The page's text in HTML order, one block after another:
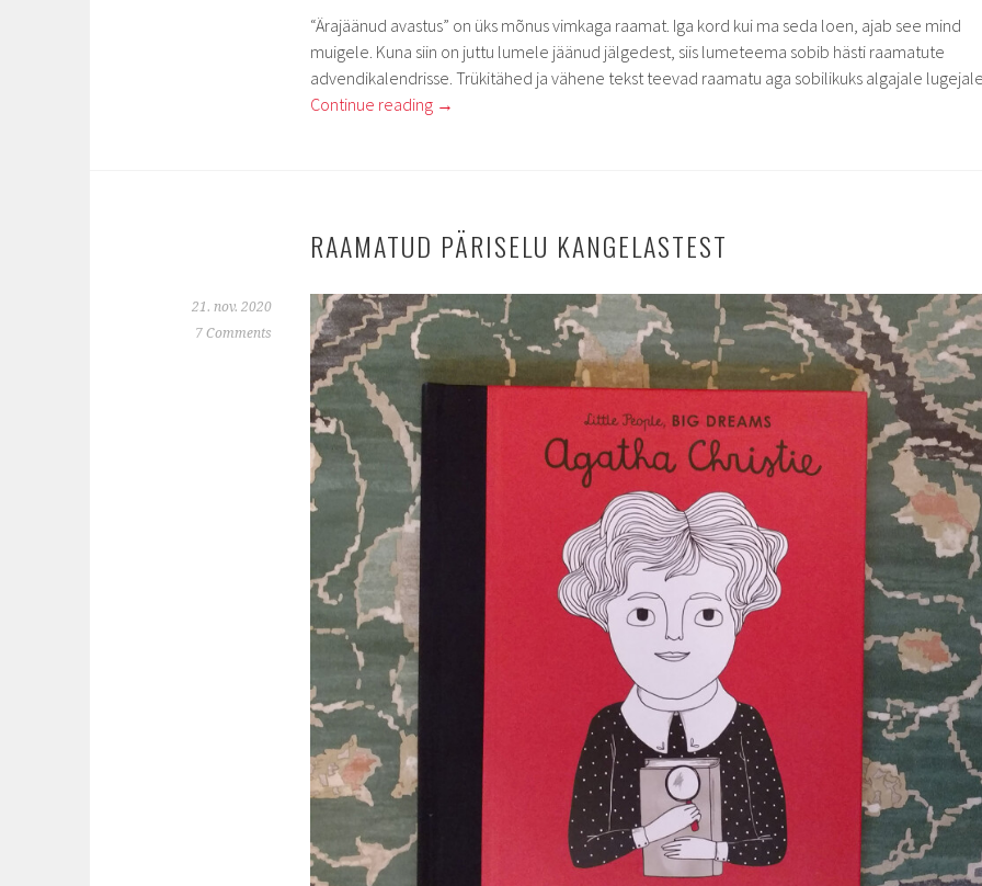
“Ärajäänud avastus” on üks mõnus vimkaga raamat. Iga kord kui ma seda loen, ajab see mind
muigele. Kuna siin on juttu lumele jäänud jälgedest, siis lumeteema sobib hästi raamatute
advendikalendrisse. Trükitähed ja vähene tekst teevad raamatu aga sobilikuks algajale
Continue reading →
RAAMATUD PÄRISELU KANGELASTEST
21. nov. 2020
7 Comments